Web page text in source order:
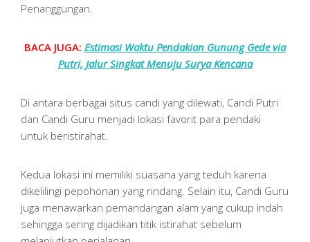
Penanggungan.
BACA JUGA: Estimasi Waktu Pendakian Gunung Gede via
Putri, Jalur Singkat Menuju Surya Kencana
Di antara berbagai situs candi yang dilewati, Candi Putri
dan Candi Guru menjadi lokasi favorit para pendaki
untuk beristirahat.
Kedua lokasi ini memiliki suasana yang teduh karena
dikelilingi pepohonan yang rindang. Selain itu, Candi Guru
juga menawarkan pemandangan alam yang cukup indah
sehingga sering dijadikan titik istirahat sebelum